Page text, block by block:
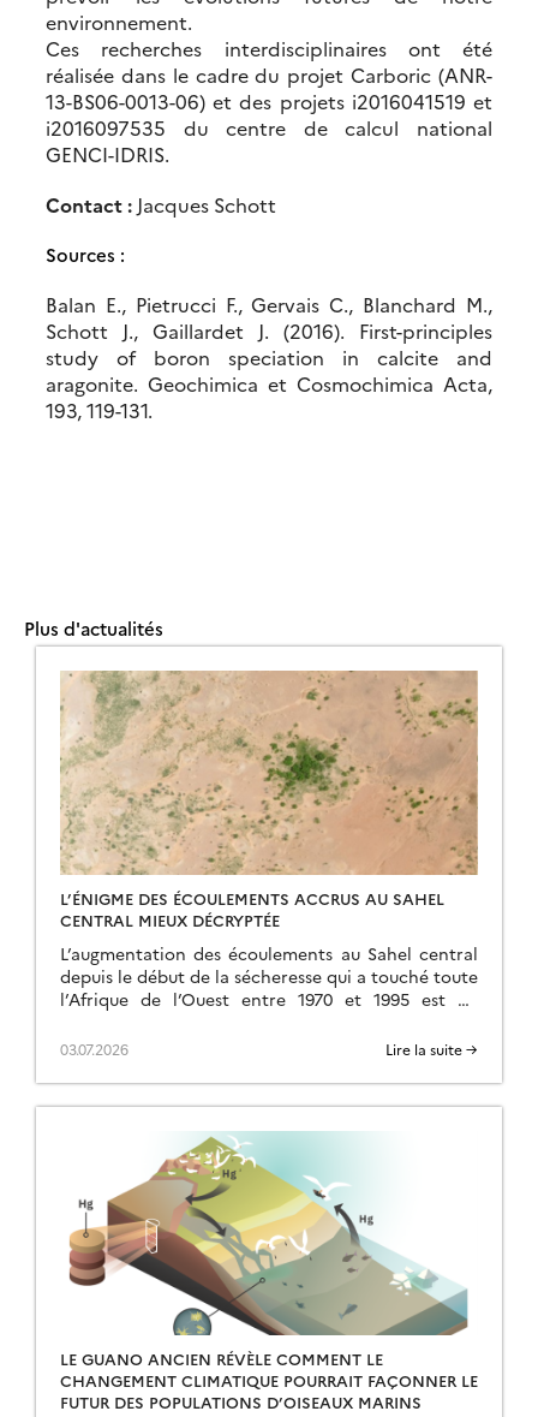
environnement.
Ces recherches interdisciplinaires ont été
réalisée dans le cadre du projet Carboric (ANR-
13-BS06-0013-06) et des projets i2016041519 et
i2016097535 du centre de calcul national
GENCI-IDRIS.
Contact : Jacques Schott
Sources :
Balan E., Pietrucci F., Gervais C., Blanchard M.,
Schott J., Gaillardet J. (2016). First-principles
study of boron speciation in calcite and
aragonite. Geochimica et Cosmochimica Acta,
193, 119-131.
Plus d'actualités
L’ÉNIGME DES ÉCOULEMENTS ACCRUS AU SAHEL
CENTRAL MIEUX DÉCRYPTÉE
L’augmentation des écoulements au Sahel central
depuis le début de la sécheresse qui a touché toute
l’Afrique de l’Ouest entre 1970 et 1995 est un
03.07.2026 Lire la suite →
LE GUANO ANCIEN RÉVÈLE COMMENT LE
CHANGEMENT CLIMATIQUE POURRAIT FAÇONNER LE
FUTUR DES POPULATIONS D’OISEAUX MARINS